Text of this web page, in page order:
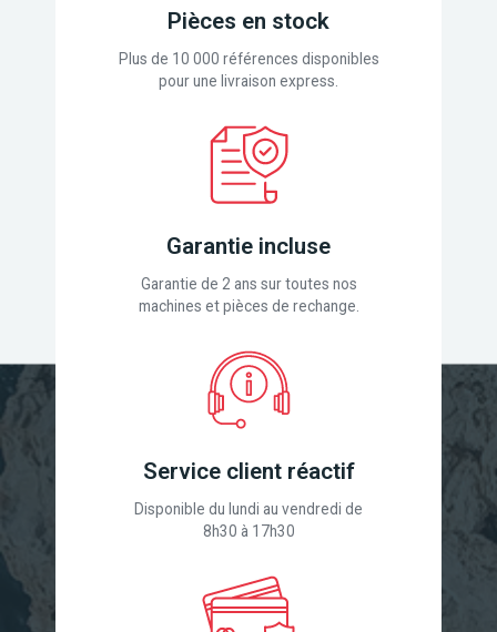
Pièces en stock
Plus de 10 000 références disponibles
pour une livraison express.
Garantie incluse
Garantie de 2 ans sur toutes nos
machines et pièces de rechange.
Service client réactif
Disponible du lundi au vendredi de
8h30 à 17h30